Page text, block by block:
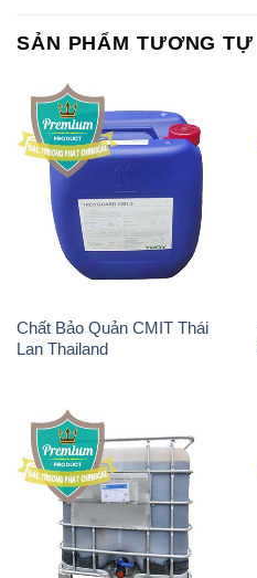
SẢN PHẨM TƯƠNG TỰ
Chất Bảo Quản CMIT Thái
Lan Thailand